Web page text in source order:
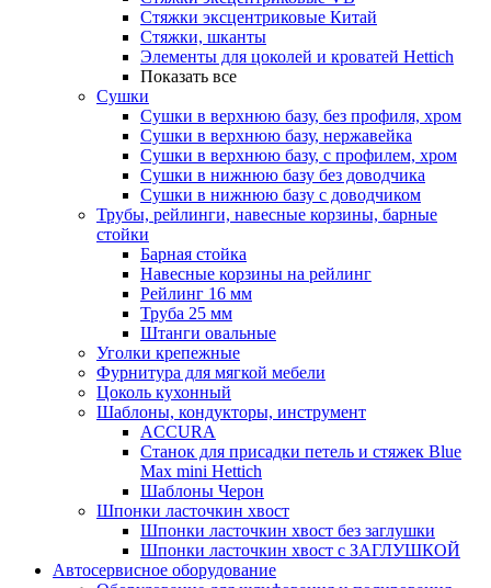
Стяжки эксцентриковые Китай
Стяжки, шканты
Элементы для цоколей и кроватей Hettich
Показать все
Сушки
Сушки в верхнюю базу, без профиля, хром
Сушки в верхнюю базу, нержавейка
Сушки в верхнюю базу, с профилем, хром
Сушки в нижнюю базу без доводчика
Сушки в нижнюю базу с доводчиком
Трубы, рейлинги, навесные корзины, барные
стойки
Барная стойка
Навесные корзины на рейлинг
Рейлинг 16 мм
Труба 25 мм
Штанги овальные
Уголки крепежные
Фурнитура для мягкой мебели
Цоколь кухонный
Шаблоны, кондукторы, инструмент
ACCURA
Станок для присадки петель и стяжек Blue
Max mini Hettich
Шаблоны Черон
Шпонки ласточкин хвост
Шпонки ласточкин хвост без заглушки
Шпонки ласточкин хвост с ЗАГЛУШКОЙ
Автосервисное оборудование